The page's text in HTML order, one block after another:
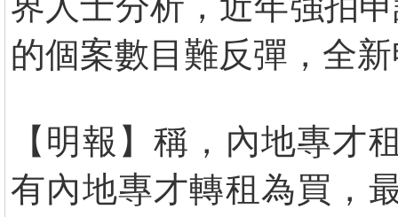
的個案數目難反彈，全
【明報】稱，內地專才
有內地專才轉租為買，